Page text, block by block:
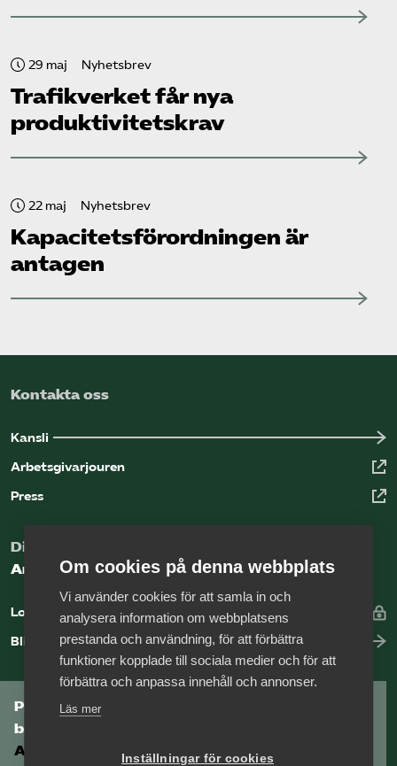
29 maj Nyhetsbrev
Trafikverket får nya
produktivitetskrav
22 maj Nyhetsbrev
Kapacitets­förordningen är
antagen
Kontakta oss
Kansli
Arbetsgivarjouren
Press
Digital kunskapsbank för arbetsgivare
Arbetsgivarguiden
Logga in
Bli medlem
Prenumerera på Tågföretagens
branschnyhetsbrev
Aktuell info direkt i din inkorg.
Om cookies på denna webbplats
Vi använder cookies för att samla in och
analysera information om webbplatsens
prestanda och användning, för att förbättra
funktioner kopplade till sociala medier och för att
förbättra och anpassa innehåll och annonser.
Läs mer
Inställningar för cookies